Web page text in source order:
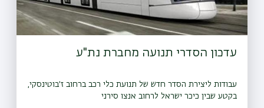
עדכון הסדרי תנועה מחברת נת"ע
עבודות ליצירת הסדר חדש של תנועת כלי רכב ברחוב ז׳בוטינסקי,
בקטע שבין כיכר ישראל לרחוב אנצו סירני